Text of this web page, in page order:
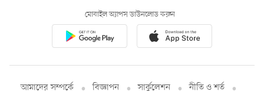
মোবাইল অ্যাপস ডাউনলোড করুন
আমাদের সম্পর্কে বিজ্ঞাপন সার্কুলেশন
নীতি ও শর্ত